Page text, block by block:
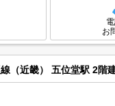
トロック・宅配ＢＯＸ・防犯
お
（近畿） 五位堂駅 2階